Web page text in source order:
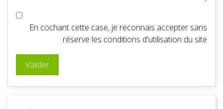
En cochant cette case, je reconnais accepter sans
réserve les conditions d'utilisation du site
Valider